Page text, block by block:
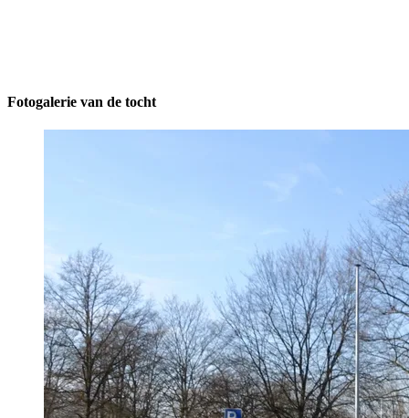
Fotogalerie van de tocht